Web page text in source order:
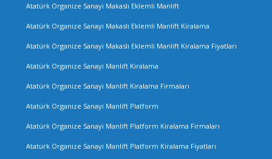
Atatürk Organize Sanayi Makaslı Eklemli Manlift
Atatürk Organize Sanayi Makaslı Eklemli Manlift Kiralama
Atatürk Organize Sanayi Makaslı Eklemli Manlift Kiralama Fiyatları
Atatürk Organize Sanayi Manlift Kiralama
Atatürk Organize Sanayi Manlift Kiralama Firmaları
Atatürk Organize Sanayi Manlift Platform
Atatürk Organize Sanayi Manlift Platform Kiralama Firmaları
Atatürk Organize Sanayi Manlift Platform Kiralama Fiyatları